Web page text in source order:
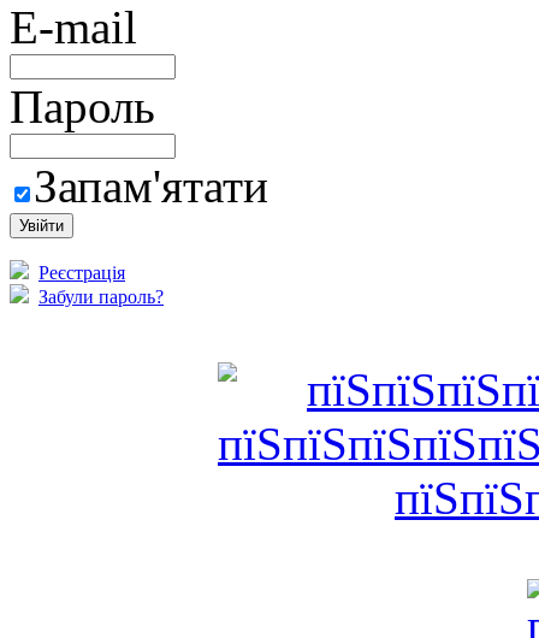
E-mail
Пароль
Запам'ятати
Реєстрація
Забули пароль?